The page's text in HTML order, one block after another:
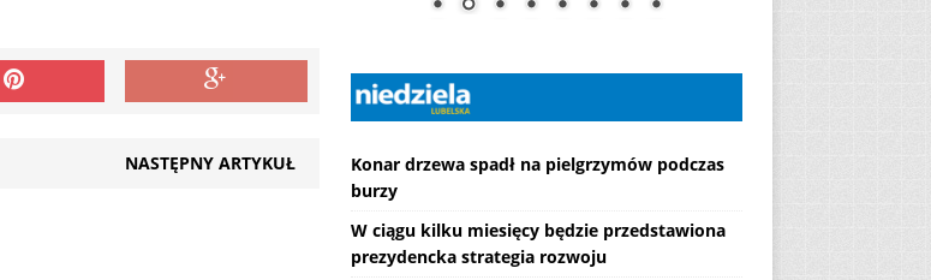
NASTĘPNY ARTYKUŁ
Konar drzewa spadł na pielgrzymów podczas
burzy
W ciągu kilku miesięcy będzie przedstawiona
prezydencka strategia rozwoju